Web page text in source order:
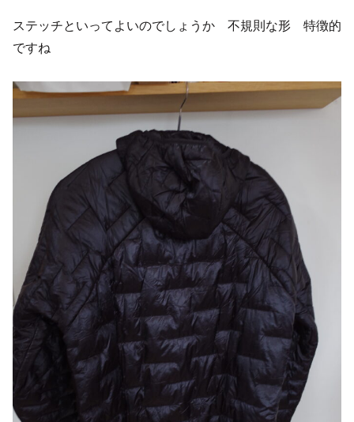
ステッチといってよいのでしょうか 不規則な形 特徴的
ですね